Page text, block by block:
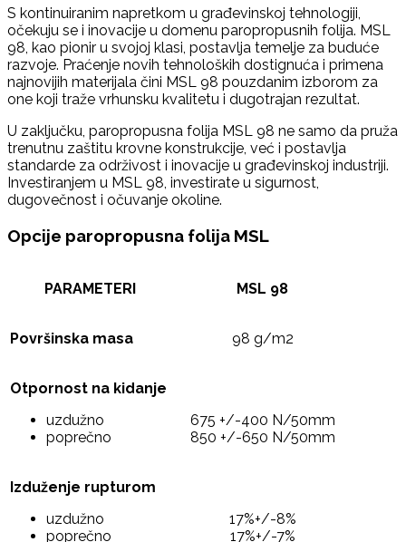
S kontinuiranim napretkom u građevinskoj tehnologiji,
očekuju se i inovacije u domenu paropropusnih folija. MSL
98, kao pionir u svojoj klasi, postavlja temelje za buduće
razvoje. Praćenje novih tehnoloških dostignuća i primena
najnovijih materijala čini MSL 98 pouzdanim izborom za
one koji traže vrhunsku kvalitetu i dugotrajan rezultat.
U zaključku, paropropusna folija MSL 98 ne samo da pruža
trenutnu zaštitu krovne konstrukcije, već i postavlja
standarde za održivost i inovacije u građevinskoj industriji.
Investiranjem u MSL 98, investirate u sigurnost,
dugovečnost i očuvanje okoline.
Opcije paropropusna folija MSL
PARAMETERI MSL 98
Površinska masa 98 g/m2
Otpornost na kidanje
uzdužno
poprečno
675 +/-400 N/50mm
850 +/-650 N/50mm
Izduženje rupturom
uzdužno
poprečno
17%+/-8%
17%+/-7%